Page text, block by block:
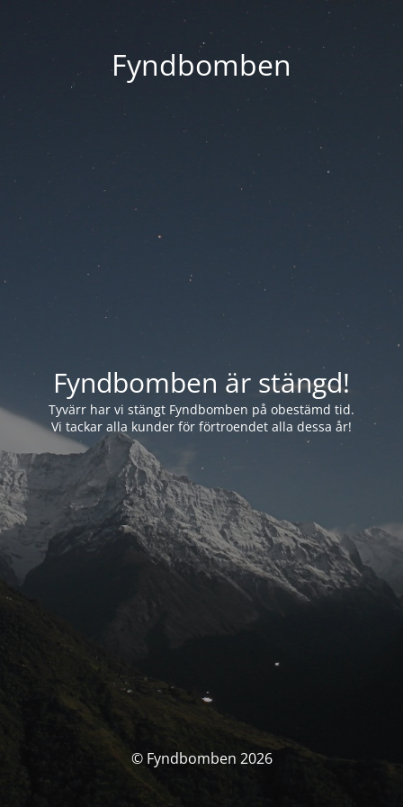
Fyndbomben
Fyndbomben är stängd!
Tyvärr har vi stängt Fyndbomben på obestämd tid.
Vi tackar alla kunder för förtroendet alla dessa år!
© Fyndbomben 2026